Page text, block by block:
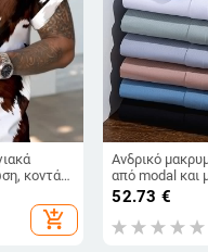
κοντά
add_shopping_cart
Ανδρικό
από modal και
μονόχρωμο,
52.73 €